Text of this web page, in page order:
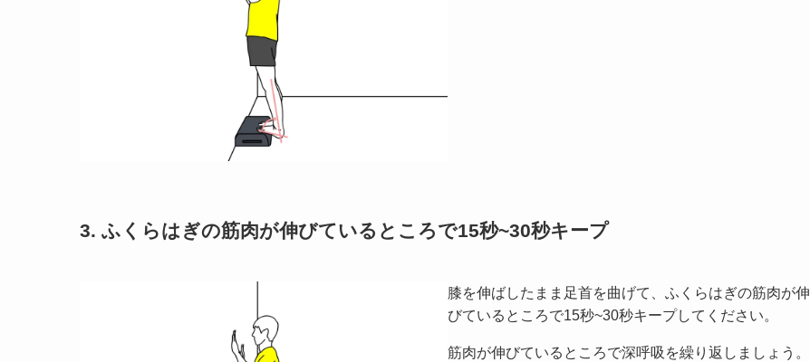
3. ふくらはぎの筋肉が伸びているところで15秒~30秒キープ
膝を伸ばしたまま足首を曲げて、ふくらはぎの筋肉が伸
びているところで15秒~30秒キープしてください。
筋肉が伸びているところで深呼吸を繰り返しましょう。